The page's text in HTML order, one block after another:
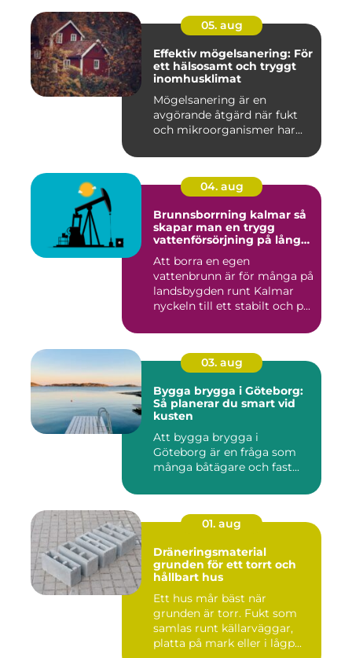
05. aug
Effektiv mögelsanering: För
ett hälsosamt och tryggt
inomhusklimat
Mögelsanering är en
avgörande åtgärd när fukt
och mikroorganismer har...
04. aug
Brunnsborrning kalmar så
skapar man en trygg
vattenförsörjning på lång
Att borra en egen
vattenbrunn är för många på
landsbygden runt Kalmar
nyckeln till ett stabilt och p...
03. aug
Bygga brygga i Göteborg:
Så planerar du smart vid
kusten
Att bygga brygga i
Göteborg är en fråga som
många båtägare och fast...
01. aug
Dräneringsmaterial
grunden för ett torrt och
hållbart hus
Ett hus mår bäst när
grunden är torr. Fukt som
samlas runt källarväggar,
platta på mark eller i lågp...